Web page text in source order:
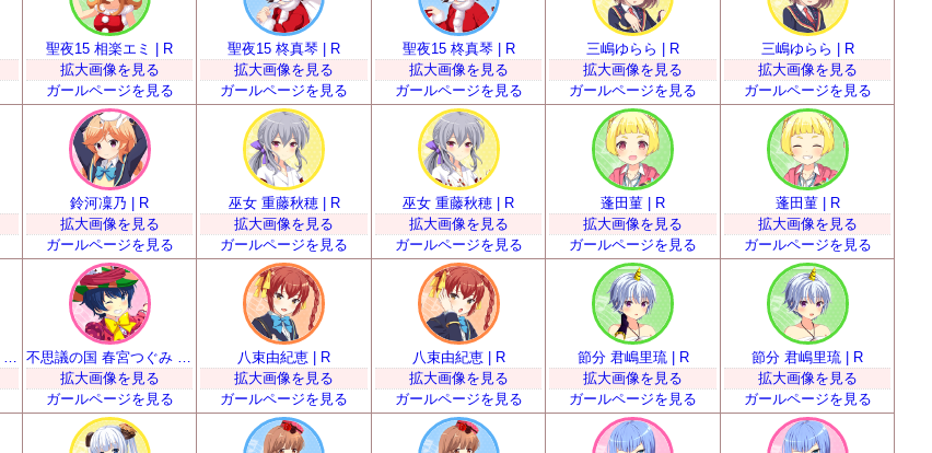
聖夜15 相楽エミ | R
拡大画像を見る
ガールページを見る
聖夜15 柊真琴 | R
拡大画像を見る
ガールページを見る
聖夜15 柊真琴 | R
拡大画像を見る
ガールページを見る
三嶋ゆらら | R
拡大画像を見る
ガールページを見る
三嶋ゆらら | R
拡大画像を見る
ガールページを見る
鈴河凜乃 | R
拡大画像を見る
ガールページを見る
巫女 重藤秋穂 | R
拡大画像を見る
ガールページを見る
巫女 重藤秋穂 | R
拡大画像を見る
ガールページを見る
蓬田菫 | R
拡大画像を見る
ガールページを見る
蓬田菫 | R
拡大画像を見る
ガールページを見る
不思議の国 春宮つぐみ | R
不思議の国 春宮つぐみ | R
拡大画像を見る
ガールページを見る
八束由紀恵 | R
拡大画像を見る
ガールページを見る
八束由紀恵 | R
拡大画像を見る
ガールページを見る
節分 君嶋里琉 | R
拡大画像を見る
ガールページを見る
節分 君嶋里琉 | R
拡大画像を見る
ガールページを見る